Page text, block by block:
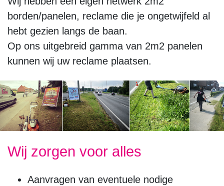
borden/panelen, reclame die je ongetwijfeld al
hebt gezien langs de baan.
Op ons uitgebreid gamma van 2m2 panelen
kunnen wij uw reclame plaatsen.
Wij zorgen voor alles
Aanvragen van eventuele nodige